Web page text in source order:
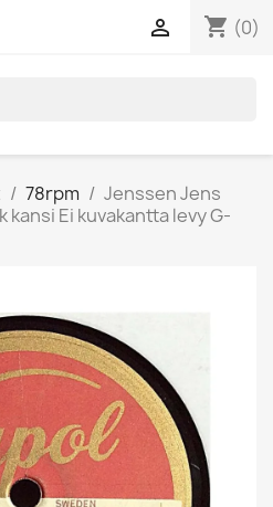
shopping_cart (0)

78rpm
Jenssen Jens
kansi Ei kuvakantta levy G-